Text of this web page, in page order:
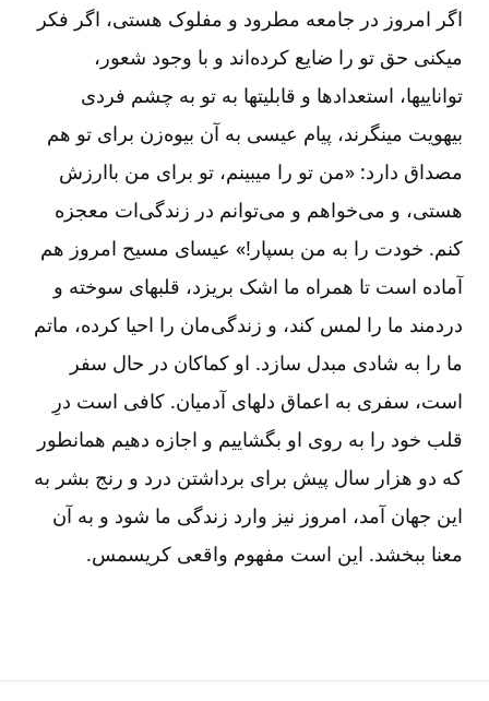
اگر امروز در جامعه مطرود و مفلوک هستی، اگر فکر
می‏کنی حق تو را ضایع کرده‌اند و با وجود شعور،
توانایی‏ها، استعدادها و قابلیت‏ها به تو به چشم فردی
بی‏هویت می‏نگرند، پیام عیسی به آن بیوه‌زن برای تو هم
مصداق دارد: «من تو را می‏بینم، تو برای من باارزش
هستی، و می‌خواهم و می‌توانم در زندگی‌ات معجزه
کنم. خودت را به من بسپار!» عیسای مسیح امروز هم
آماده است تا همراه ما اشک بریزد، قلب‏های سوخته و
دردمند ما را لمس کند، و زندگی‌مان را احیا کرده، ماتم
ما را به شادی مبدل سازد. او کماکان در حال سفر
است، سفری به اعماق دل‏های آدمیان. کافی است درِ
قلب خود را به روی او بگشاییم و اجازه دهیم همانطور
که دو هزار سال پیش برای برداشتن درد و رنج بشر به
این جهان آمد، امروز نیز وارد زندگی ما شود و به آن
معنا ببخشد. این است مفهوم واقعی کریسمس.